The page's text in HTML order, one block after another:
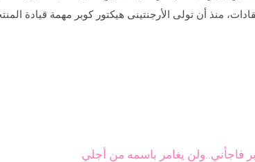
منذ أن تولى الأرجنتينى هيكتور كوبر مهمة قيادة
فاجأني..ولن يغامر باسمه من أجلي